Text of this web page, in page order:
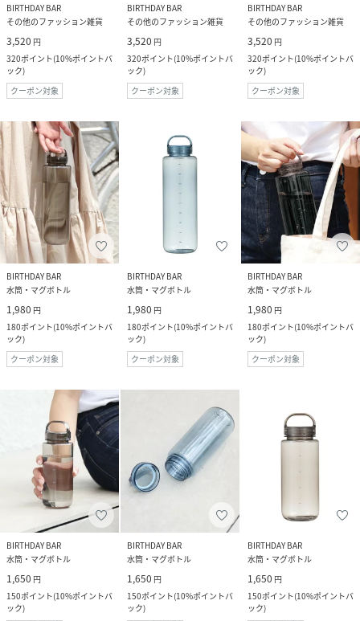
BIRTHDAY BAR
その他のファッション雑貨
3,520 円
320ポイント(10%ポイントバ
ック)
クーポン対象
BIRTHDAY BAR
その他のファッション雑貨
3,520 円
320ポイント(10%ポイントバ
ック)
クーポン対象
BIRTHDAY BAR
その他のファッション雑貨
3,520 円
320ポイント(10%ポイントバ
ック)
クーポン対象
BIRTHDAY BAR
水筒・マグボトル
1,980 円
180ポイント(10%ポイントバ
ック)
クーポン対象
BIRTHDAY BAR
水筒・マグボトル
1,980 円
180ポイント(10%ポイントバ
ック)
クーポン対象
BIRTHDAY BAR
水筒・マグボトル
1,980 円
180ポイント(10%ポイントバ
ック)
クーポン対象
BIRTHDAY BAR
水筒・マグボトル
1,650 円
150ポイント(10%ポイントバ
ック)
BIRTHDAY BAR
水筒・マグボトル
1,650 円
150ポイント(10%ポイントバ
ック)
BIRTHDAY BAR
水筒・マグボトル
1,650 円
150ポイント(10%ポイントバ
ック)